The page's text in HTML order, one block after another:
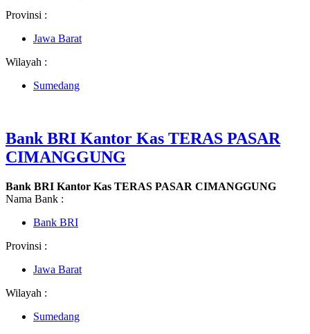
Provinsi :
Jawa Barat
Wilayah :
Sumedang
Bank BRI Kantor Kas TERAS PASAR
CIMANGGUNG
Bank BRI Kantor Kas TERAS PASAR CIMANGGUNG
Nama Bank :
Bank BRI
Provinsi :
Jawa Barat
Wilayah :
Sumedang